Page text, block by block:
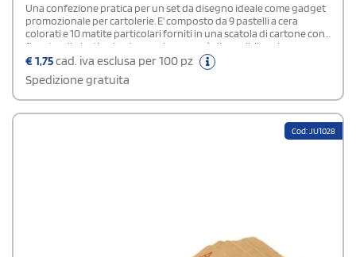
Una confezione pratica per un set da disegno ideale come gadget
promozionale per cartolerie. E' composto da 9 pastelli a cera
colorati e 10 matite particolari forniti in una scatola di cartone con
finestra di plastica. La decorazione non è disponibile sui
componenti.
€1,75cad. iva esclusa per 100 pz
Spedizione gratuita
Cod: JU1028